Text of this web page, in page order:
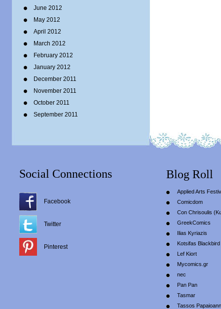
June 2012
May 2012
April 2012
March 2012
February 2012
January 2012
December 2011
November 2011
October 2011
September 2011
Social Connections
Facebook
Twitter
Pinterest
Blog Roll
Applied Arts
Comicdom
Con Chrisoulis
GreekComics
Ilias Kyriazis
Kotsifas Blackbird
Lef Kiort
Mycomics.gr
nec
Pan Pan
Tasmar
Tassos